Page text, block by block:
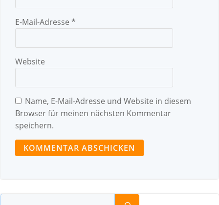
E-Mail-Adresse *
Website
Name, E-Mail-Adresse und Website in diesem
Browser für meinen nächsten Kommentar
speichern.
Suchen